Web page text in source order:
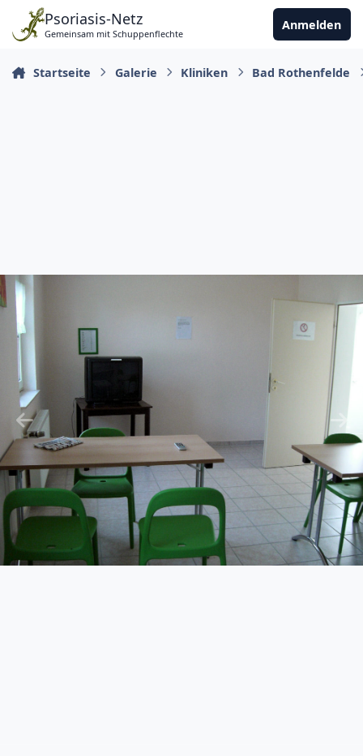
Zu Inhalt springen
Psoriasis-Netz
Gemeinsam mit Schuppenflechte
Anmelden
Startseite Galerie Kliniken Bad Rothenfelde